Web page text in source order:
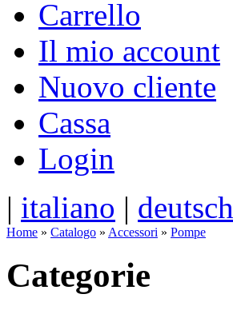
Carrello
Il mio account
Nuovo cliente
Cassa
Login
| italiano | deutsch
Home » Catalogo » Accessori » Pompe
Categorie